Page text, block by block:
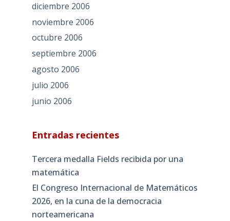
diciembre 2006
noviembre 2006
octubre 2006
septiembre 2006
agosto 2006
julio 2006
junio 2006
Entradas recientes
Tercera medalla Fields recibida por una
matemática
El Congreso Internacional de Matemáticos
2026, en la cuna de la democracia
norteamericana